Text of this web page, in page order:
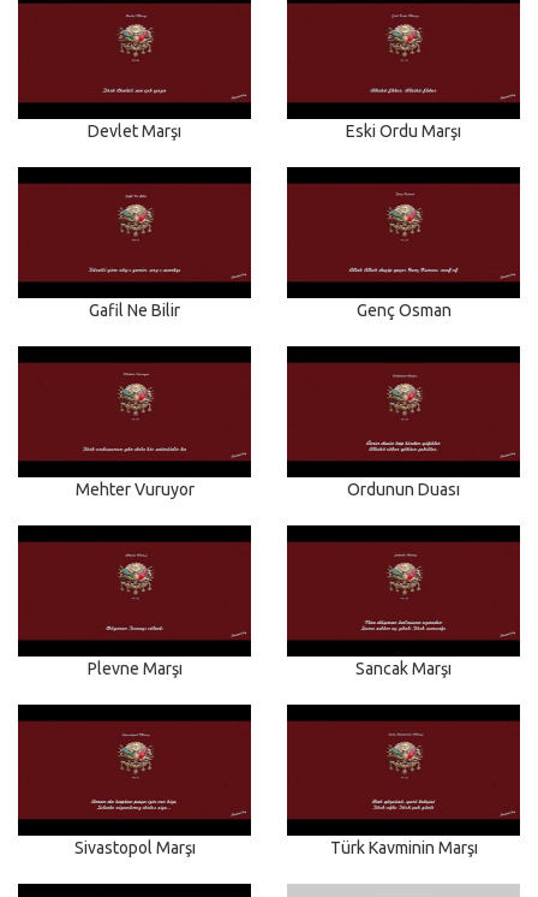
Devlet Marşı Eski Ordu Marşı
Gafil Ne Bilir Genç Osman
Mehter Vuruyor Ordunun Duası
Plevne Marşı Sancak Marşı
Sivastopol Marşı Türk Kavminin Marşı